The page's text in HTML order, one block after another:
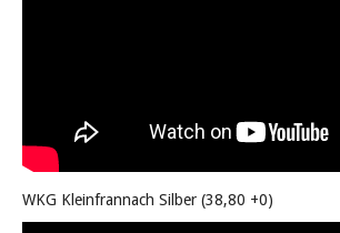
WKG Kleinfrannach Silber (38,80 +0)